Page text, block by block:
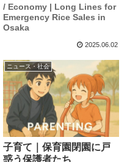
/ Economy | Long Lines for
Emergency Rice Sales in
Osaka
2025.06.02
ニュース・社会
子育て｜保育園閉園に戸
惑う保護者たち